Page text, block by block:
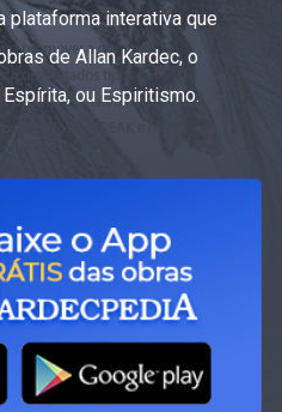
plataforma interativa que
de Allan Kardec, o
ou Espiritismo.